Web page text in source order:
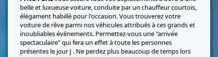
belle et luxueuse voiture, conduite par un chauffeur courtois,
élégament habillé pour l'occasion. Vous trouverez votre
voiture de rêve parmi nos véhicules attribués à ces grands et
inoubliables événements. Permettez-vous une "arrivée
spectaculaire" qui fera un effet à toute les personnes
présentes le jour J . Ne perdez plus beaucoup de temps lors